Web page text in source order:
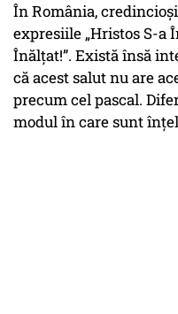
În România,
expresiile „Hristos S-a
Înălțat!”. Există însă
că acest salut nu are
precum cel pascal.
modul în care sunt